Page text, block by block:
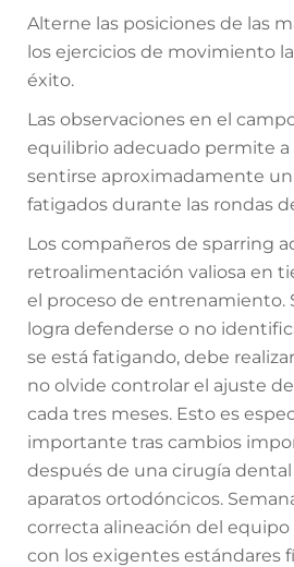
Alterne las posiciones de las
los ejercicios de movimiento
éxito.
Las observaciones en el
equilibrio adecuado permite a
sentirse aproximadamente un
fatigados durante las rondas
Los compañeros de sparring
retroalimentación valiosa en
el proceso de entrenamiento.
logra defenderse o no
se está fatigando, debe
no olvide controlar el ajuste
cada tres meses. Esto es
importante tras cambios
después de una cirugía dental
aparatos ortodóncicos.
correcta alineación del
con los exigentes estándares